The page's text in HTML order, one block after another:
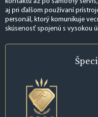
aj pri ďalšom používaní
personál, ktorý komunikuje
skúsenosť spojenú s vysokou